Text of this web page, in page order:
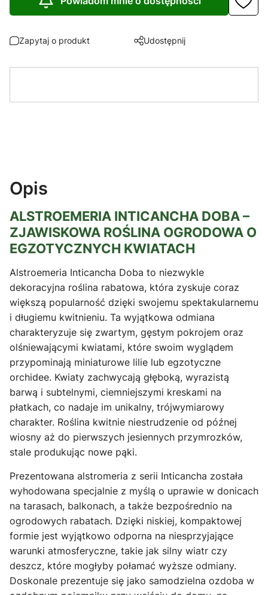
Zapytaj o produkt Udostępnij
Opis
ALSTROEMERIA INTICANCHA DOBA –
ZJAWISKOWA ROŚLINA OGRODOWA O
EGZOTYCZNYCH KWIATACH
Alstroemeria Inticancha Doba to niezwykle
dekoracyjna roślina rabatowa, która zyskuje coraz
większą popularność dzięki swojemu spektakularnemu
i długiemu kwitnieniu. Ta wyjątkowa odmiana
charakteryzuje się zwartym, gęstym pokrojem oraz
olśniewającymi kwiatami, które swoim wyglądem
przypominają miniaturowe lilie lub egzotyczne
orchidee. Kwiaty zachwycają głęboką, wyrazistą
barwą i subtelnymi, ciemniejszymi kreskami na
płatkach, co nadaje im unikalny, trójwymiarowy
charakter. Roślina kwitnie niestrudzenie od późnej
wiosny aż do pierwszych jesiennych przymrozków,
stale produkując nowe pąki.
Prezentowana alstromeria z serii Inticancha została
wyhodowana specjalnie z myślą o uprawie w donicach
na tarasach, balkonach, a także bezpośrednio na
ogrodowych rabatach. Dzięki niskiej, kompaktowej
formie jest wyjątkowo odporna na niesprzyjające
warunki atmosferyczne, takie jak silny wiatr czy
deszcz, które mogłyby połamać wyższe odmiany.
Doskonale prezentuje się jako samodzielna ozdoba w